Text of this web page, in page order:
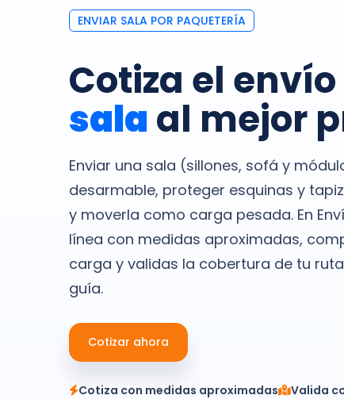
ENVIAR SALA POR PAQUETERÍA
Cotiza el
sala al mejor
Enviar una sala (sillones, sofá y
desarmable, proteger esquinas y
y moverla como carga pesada. En
línea con medidas aproximadas,
carga y validas la cobertura de tu
guía.
Cotizar ahora
Cotiza con medidas aproximadas
Valida